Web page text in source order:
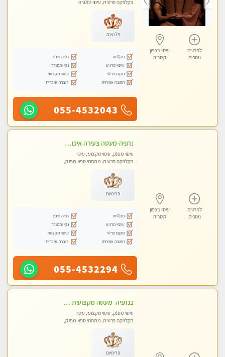
לפרטים
נוספים
עיסוי בצפון
קיסריה
בקלניקה פרטית, עיסוי טנטרה
פלטינה
מקלחת
חניה חינם
עיסוי מרגיע
נקי ומסודר
מקום פרטי
עיסוי מקצועי
תמונה אמיתית
דוברת עיברית
055-4532043
לפרטים
נוספים
עיסוי בצפון
קיסריה
נתניה-מעסה צעירה איכותית וקלאסית מזמינה אותך לעיסוי נעים מפנק ומרגיע . . . ללא מין ! highly recommended..new in the city
עיסוי מפנק, עיסוי מקצועי, עיסוי
בקלניקה פרטית, מתחמי ספא מפנק,
פרימיום
מקלחת
חניה חינם
עיסוי מרגיע
נקי ומסודר
מקום פרטי
עיסוי מקצועי
תמונה אמיתית
דוברת עיברית
055-4532294
בנתניה -מעסה מקצועית איכותית עיסוי מפנק ברמה אחרת !!!
עיסוי מפנק, עיסוי מקצועי, עיסוי
בקלניקה פרטית, מתחמי ספא מפנק,
פרימיום